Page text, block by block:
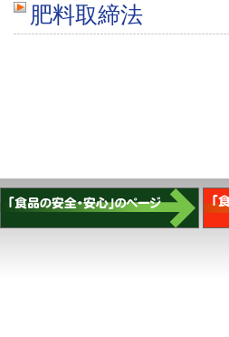
肥料取締法